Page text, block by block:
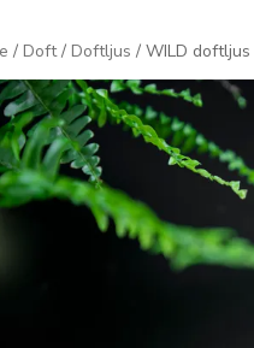
/ Doft/ Doftljus / WILD